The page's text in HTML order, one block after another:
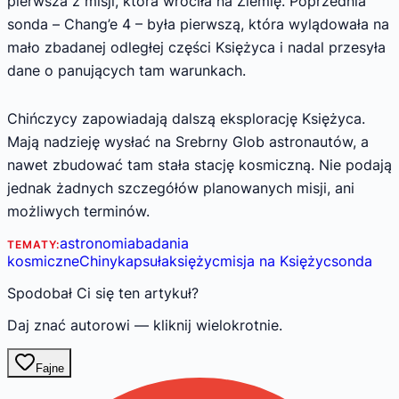
sonda – Chang’e 4 – była pierwszą, która wylądowała na
mało zbadanej odległej części Księżyca i nadal przesyła
dane o panujących tam warunkach.
Chińczycy zapowiadają dalszą eksplorację Księżyca.
Mają nadzieję wysłać na Srebrny Glob astronautów, a
nawet zbudować tam stała stację kosmiczną. Nie podają
jednak żadnych szczegółów planowanych misji, ani
możliwych terminów.
TEMATY:astronomiabadania
kosmiczneChinykapsułaksiężycmisja na Księżycsonda
Spodobał Ci się ten artykuł?
Daj znać autorowi — kliknij wielokrotnie.
Fajne